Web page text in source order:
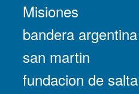
Misiones
bandera argentina
san martin
fundacion de salta